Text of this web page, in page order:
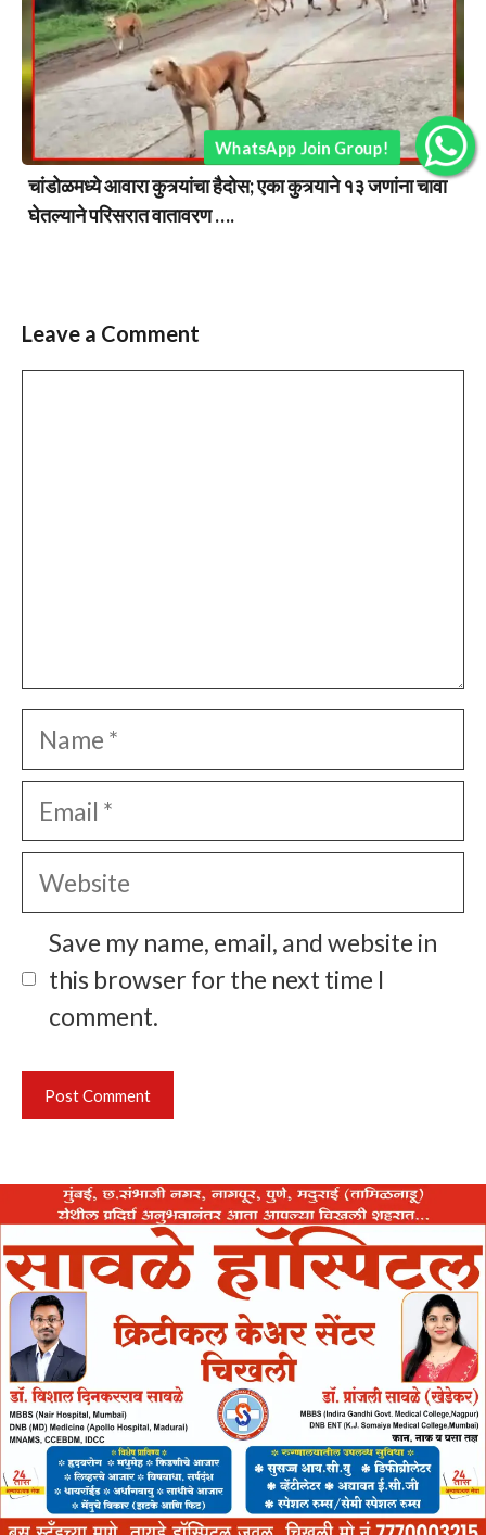
चांडोळमध्ये आवारा कुत्र्यांचा हैदोस; एका कुत्र्याने १३ जणांना चावा
घेतल्याने परिसरात वातावरण ….
Leave a Comment
Name
Email
Website
Save my name, email, and website in
this browser for the next time I
comment.
WhatsApp Join Group!